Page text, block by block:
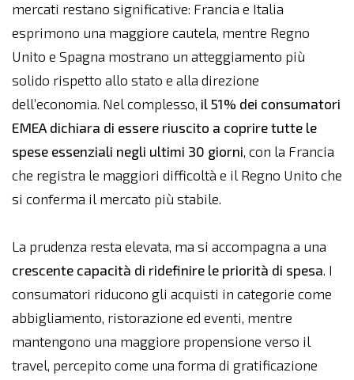
mercati restano significative: Francia e Italia
esprimono una maggiore cautela, mentre Regno
Unito e Spagna mostrano un atteggiamento più
solido rispetto allo stato e alla direzione
dell’economia. Nel complesso, il 51% dei consumatori
EMEA dichiara di essere riuscito a coprire tutte le
spese essenziali negli ultimi 30 giorni, con la Francia
che registra le maggiori difficoltà e il Regno Unito che
si conferma il mercato più stabile.
La prudenza resta elevata, ma si accompagna a una
crescente capacità di ridefinire le priorità di spesa. I
consumatori riducono gli acquisti in categorie come
abbigliamento, ristorazione ed eventi, mentre
mantengono una maggiore propensione verso il
travel, percepito come una forma di gratificazione